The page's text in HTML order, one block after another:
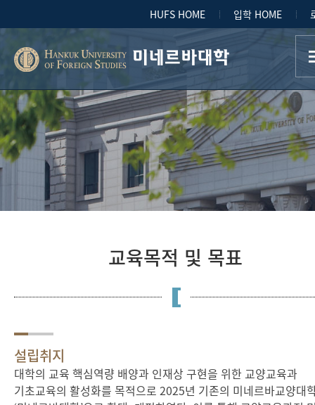
HUFS HOME 입학 HOME
미네르바대학
교육목적 및 목표
설립취지
대학의 교육 핵심역량 배양과 인재상 구현을 위한 교양교육과
기초교육의 활성화를 목적으로 2025년 기존의 미네르바교양대